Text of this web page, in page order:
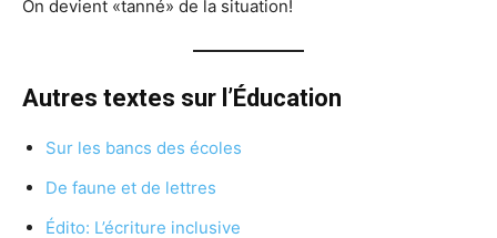
On devient «tanné» de la situation!
Autres textes sur l’Éducation
Sur les bancs des écoles
De faune et de lettres
Édito: L’écriture inclusive